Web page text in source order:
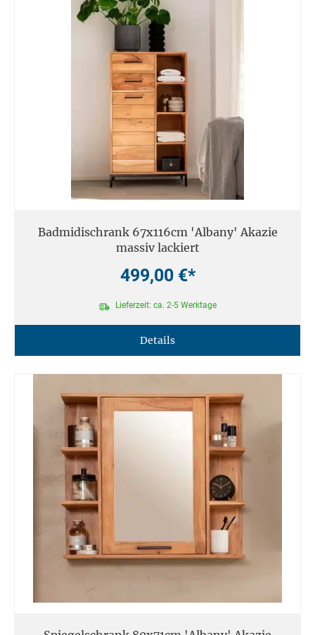
Badmidischrank 67x116cm 'Albany' Akazie
massiv lackiert
499,00 €*
Lieferzeit: ca. 2-5 Werktage
Details